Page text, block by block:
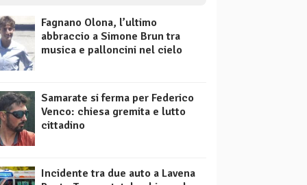
Fagnano Olona, l’ultimo
abbraccio a Simone Brun tra
musica e palloncini nel cielo
Samarate si ferma per Federico
Venco: chiesa gremita e lutto
cittadino
Incidente tra due auto a Lavena